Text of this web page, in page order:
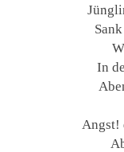
In
Angst!